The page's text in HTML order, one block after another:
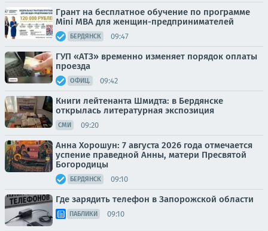
Грант на бесплатное обучение по программе
Mini MBA для женщин-предпринимателей
БЕРДЯНСК 09:47
ГУП «АТЗ» временно изменяет порядок оплаты
проезда
ОФИЦ. 09:42
Книги лейтенанта Шмидта: в Бердянске
открылась литературная экспозиция
СМИ 09:20
Анна Хорошун: 7 августа 2026 года отмечается
успение праведной Анны, матери Пресвятой
Богородицы
БЕРДЯНСК 09:10
Где зарядить телефон в Запорожской области
ПАБЛИКИ 09:10